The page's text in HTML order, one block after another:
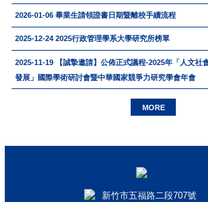
2026-01-06 畢業生請領證書日期暨離校手續流程
2025-12-24 2025行政管理學系大學研究所榜單
2025-11-19
【誠摯邀請】公佈正式議程-2025年「人文社
發展」國際學術研討會暨中華國家競爭力研究學會年會
MORE
新竹市五福路二段707號